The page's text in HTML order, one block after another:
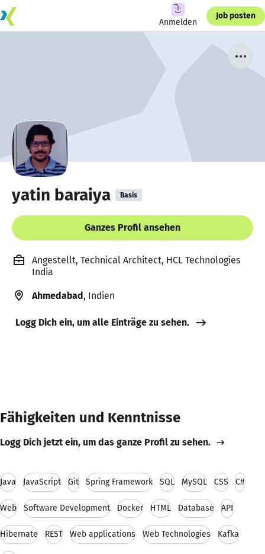
Anmelden
Job posten
yatin baraiya Basis
Ganzes Profil ansehen
Angestellt, Technical Architect, HCL Technologies
India
Ahmedabad, Indien
Logg Dich ein, um alle Einträge zu sehen.
Fähigkeiten und Kenntnisse
Logg Dich jetzt ein, um das ganze Profil zu sehen.
Java JavaScript Git Spring Framework SQL MySQL CSS C#
Web Software Development Docker HTML Database API
Hibernate REST Web applications Web Technologies Kafka